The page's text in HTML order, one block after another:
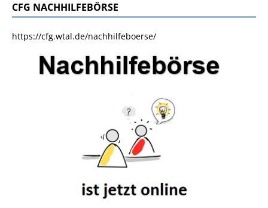
CFG NACHHILFEBÖRSE
https://cfg.wtal.de/nachhilfeboerse/